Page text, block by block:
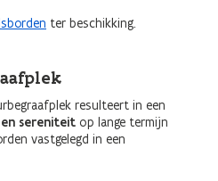
ter beschikking.
resulteert in een
sereniteit op lange termijn
vastgelegd in een